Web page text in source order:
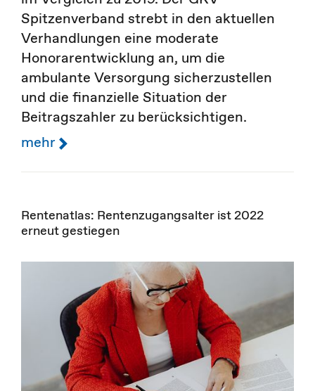
Spitzenverband strebt in den aktuellen
Verhandlungen eine moderate
Honorarentwicklung an, um die
ambulante Versorgung sicherzustellen
und die finanzielle Situation der
Beitragszahler zu berücksichtigen.
mehr
Rentenatlas: Rentenzugangsalter ist 2022
erneut gestiegen